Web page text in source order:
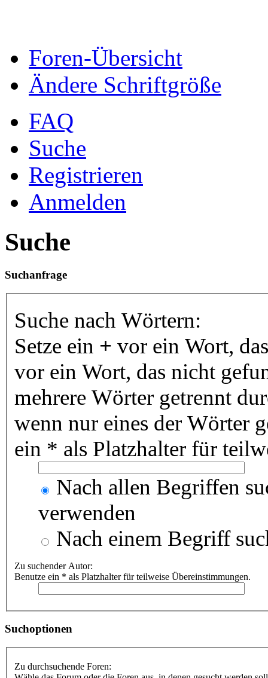
Foren-Übersicht
Ändere Schriftgröße
FAQ
Suche
Registrieren
Anmelden
Suche
Suchanfrage
Suche nach Wörtern:
Setze ein + vor ein Wort,
vor ein Wort, das nicht
mehrere Wörter getrennt
wenn nur eines der Wörter
ein * als Platzhalter für
Nach allen Begriffen
verwenden
Nach einem Begriff
Zu suchender Autor:
Benutze ein * als Platzhalter für teilweise Übereinstimmungen.
Suchoptionen
Zu durchsuchende Foren: